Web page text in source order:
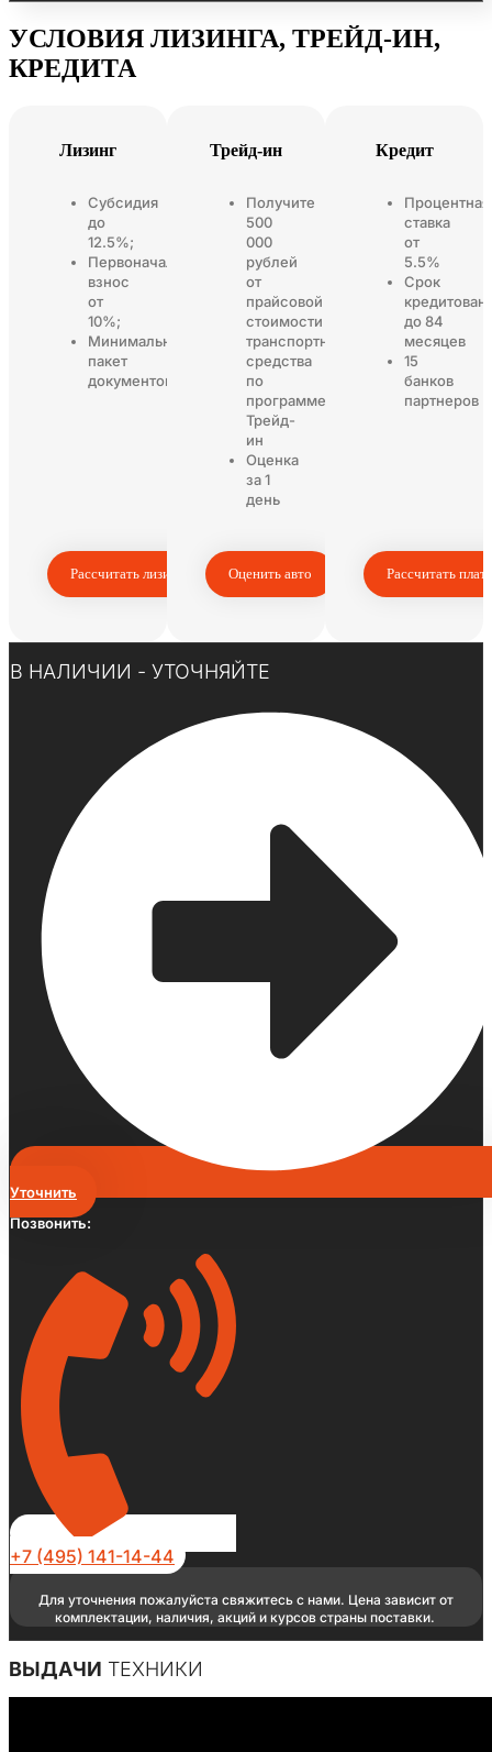
УСЛОВИЯ ЛИЗИНГА, ТРЕЙД-ИН,
КРЕДИТА
Лизинг
Субсидия
до
12.5%;
Первоначальный
взнос
от
10%;
Минимальный
пакет
документов
Рассчитать лизинг
Трейд-ин
Получите
500
000
рублей
от
прайсовой
стоимости
транспортного
средства
по
программе
Трейд-
ин
Оценка
за 1
день
Оценить авто
Кредит
Процентная
ставка
от
5.5%
Срок
до 84
месяцев
15
банков
партнеров
Рассчитать
В НАЛИЧИИ - УТОЧНЯЙТЕ
Уточнить
Позвонить:
+7 (495) 141-14-44
Для уточнения пожалуйста свяжитесь с нами. Цена зависит от
комплектации, наличия, акций и курсов страны поставки.
ВЫДАЧИ ТЕХНИКИ